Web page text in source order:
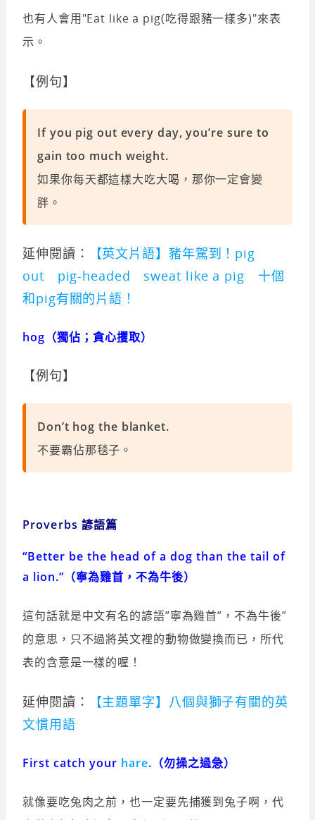
也有人會用"Eat like a pig(吃得跟豬一樣多)"來表
示。
【例句】
If you pig out every day, you’re sure to
gain too much weight.
如果你每天都這樣大吃大喝，那你一定會變
胖。
延伸閱讀：
【英文片語】豬年駕到！pig
out pig-headed sweat like a pig 十個
和pig有關的片語！
hog（獨佔；貪心攫取）
【例句】
Don’t hog the blanket.
不要霸佔那毯子。
Proverbs 諺語篇
“Better be the head of a dog than the tail of
a lion.”（寧為雞首，不為牛後）
這句話就是中文有名的諺語”寧為雞首”，不為牛後”
的意思，只不過將英文裡的動物做變換而已，所代
表的含意是一樣的喔！
延伸閱讀：
【主題單字】八個與獅子有關的英
文慣用語
First catch your hare.（勿操之過急）
就像要吃兔肉之前，也一定要先捕獲到兔子啊，代